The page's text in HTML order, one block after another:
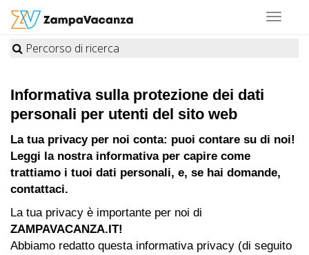
Toggle
A
DOG
LUOGHI
A
DOG
Percorso di ricerca
Informativa sulla protezione dei dati
personali per utenti del sito web
La tua privacy per noi conta: puoi contare su di noi!
Leggi la nostra informativa per capire come
trattiamo i tuoi dati personali, e, se hai domande,
contattaci.
La tua privacy è importante per noi di
ZAMPAVACANZA.IT!
Abbiamo redatto questa informativa privacy (di seguito